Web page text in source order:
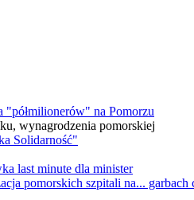
na Pomorzu
wynagrodzenia pomorskiej
Solidarność"
last minute dla minister
pomorskich szpitali na... garbach